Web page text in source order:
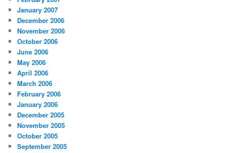
January 2007
December 2006
November 2006
October 2006
June 2006
May 2006
April 2006
March 2006
February 2006
January 2006
December 2005
November 2005
October 2005
September 2005